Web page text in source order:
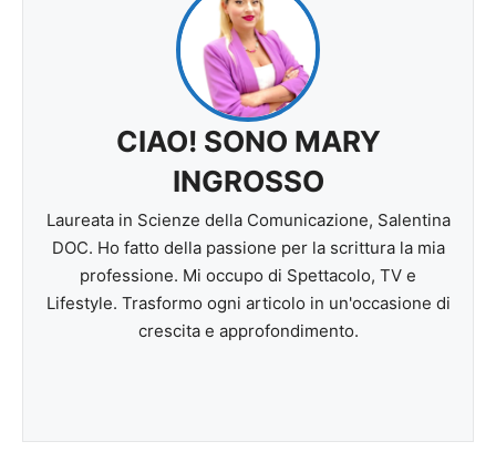
CIAO! SONO MARY
INGROSSO
Laureata in Scienze della Comunicazione, Salentina
DOC. Ho fatto della passione per la scrittura la mia
professione. Mi occupo di Spettacolo, TV e
Lifestyle. Trasformo ogni articolo in un'occasione di
crescita e approfondimento.